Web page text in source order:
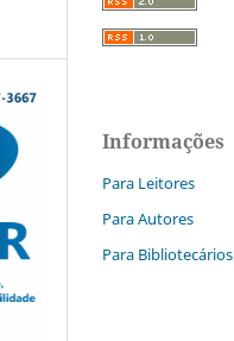
Informações
Para Leitores
Para Autores
Para Bibliotecários